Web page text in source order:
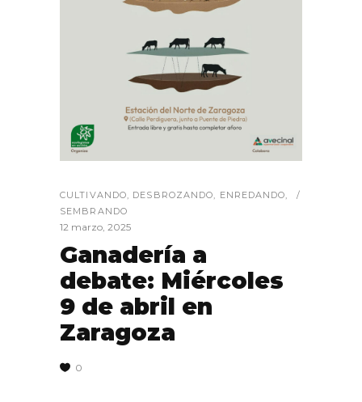
CULTIVANDO, DESBROZANDO, ENREDANDO,
SEMBRANDO
12 marzo, 2025
Ganadería a
debate: Miércoles
9 de abril en
Zaragoza
0